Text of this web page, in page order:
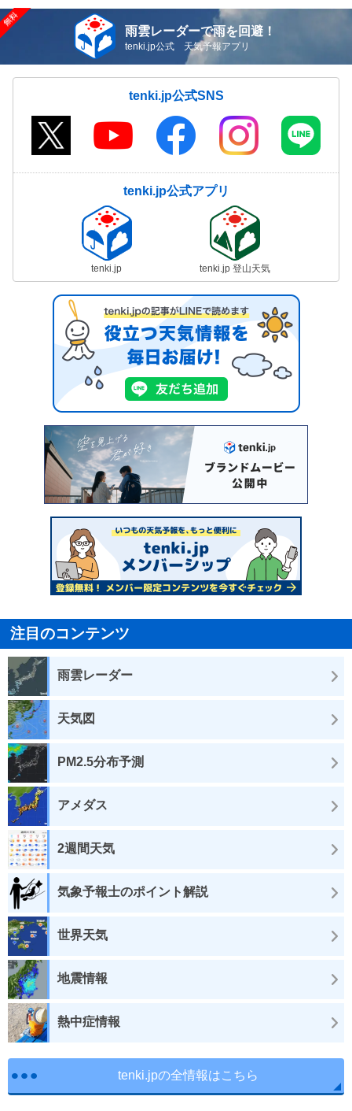
雨雲レーダーで雨を回避！
tenki.jp公式 天気予報アプリ
tenki.jp公式SNS
tenki.jp公式アプリ
tenki.jp tenki.jp 登山天気
注目のコンテンツ
雨雲レーダー
天気図
PM2.5分布予測
アメダス
2週間天気
気象予報士のポイント解説
世界天気
地震情報
熱中症情報
tenki.jpの全情報はこちら